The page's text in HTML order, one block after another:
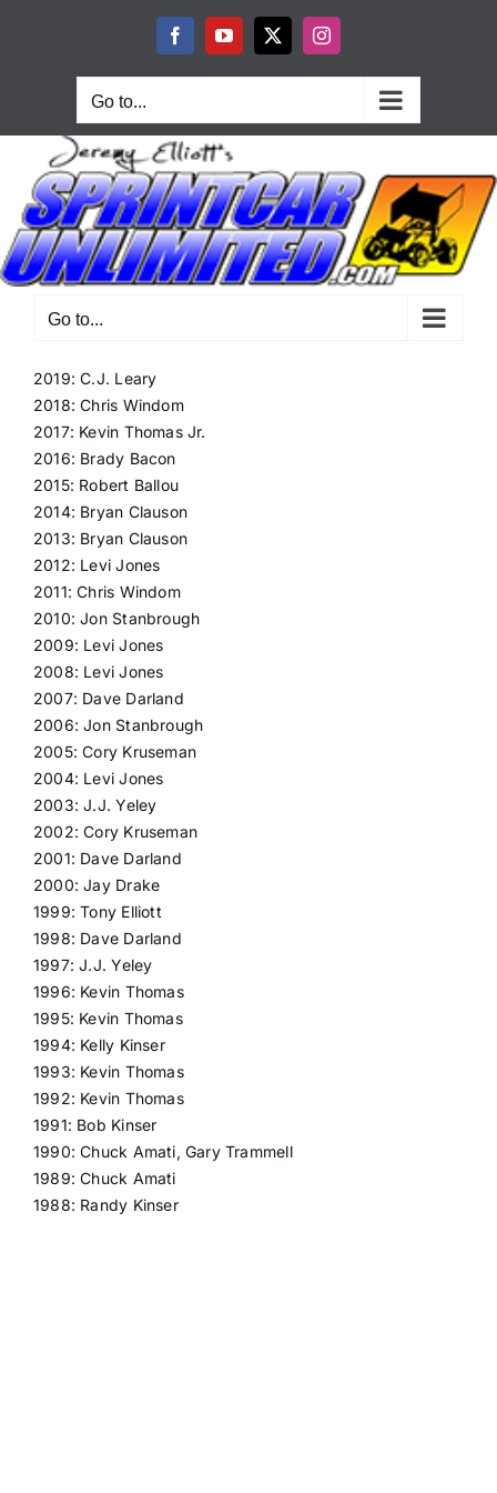
FacebookYouTube
X Instagram
Go to...
Go to...
2019: C.J. Leary
2018: Chris Windom
2017: Kevin Thomas Jr.
2016: Brady Bacon
2015: Robert Ballou
2014: Bryan Clauson
2013: Bryan Clauson
2012: Levi Jones
2011: Chris Windom
2010: Jon Stanbrough
2009: Levi Jones
2008: Levi Jones
2007: Dave Darland
2006: Jon Stanbrough
2005: Cory Kruseman
2004: Levi Jones
2003: J.J. Yeley
2002: Cory Kruseman
2001: Dave Darland
2000: Jay Drake
1999: Tony Elliott
1998: Dave Darland
1997: J.J. Yeley
1996: Kevin Thomas
1995: Kevin Thomas
1994: Kelly Kinser
1993: Kevin Thomas
1992: Kevin Thomas
1991: Bob Kinser
1990: Chuck Amati, Gary Trammell
1989: Chuck Amati
1988: Randy Kinser